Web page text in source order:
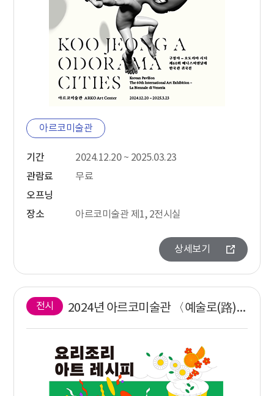
아르코미술관
기간
2024.12.20 ~ 2025.03.23
관람료
무료
오프닝
장소
아르코미술관 제1, 2전시실
상세보기
전시 2024년 아르코미술관 〈예술로(路)소풍〉 어린이 작품 전시회 《요리조리 아트 레시피》